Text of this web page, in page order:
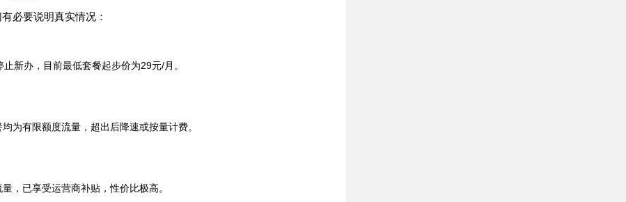
必要说明真实情况：
新办，目前最低套餐起步价为29元/月。
为有限额度流量，超出后降速或按量计费。
，已享受运营商补贴，性价比极高。